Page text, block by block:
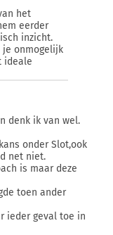
het
eerder
inzicht.
je onmogelijk
ideale
denk ik van wel.
onder Slot,ook
net niet.
is maar deze
toen ander
ieder geval toe in